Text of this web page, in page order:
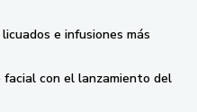
e infusiones más
facial con el lanzamiento del